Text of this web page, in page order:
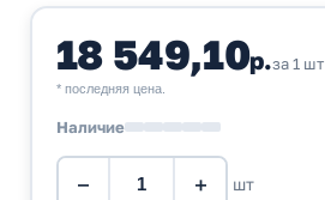
18 549,10р.за 1 шт
* последняя цена.
Наличие
− + шт